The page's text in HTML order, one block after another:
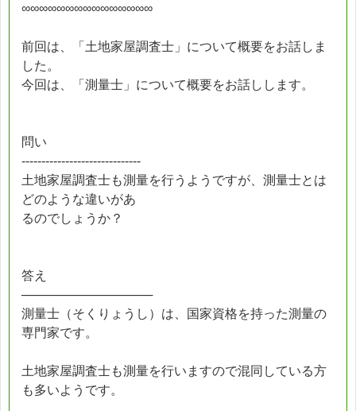
∞∞∞∞∞∞∞∞∞∞∞∞∞∞∞
前回は、「土地家屋調査士」について概要をお話しま
した。
今回は、「測量士」について概要をお話しします。
問い
------------------------------
土地家屋調査士も測量を行うようですが、測量士とは
どのような違いがあ
るのでしょうか？
答え
───────────────
測量士（そくりょうし）は、国家資格を持った測量の
専門家です。
土地家屋調査士も測量を行いますので混同している方
も多いようです。